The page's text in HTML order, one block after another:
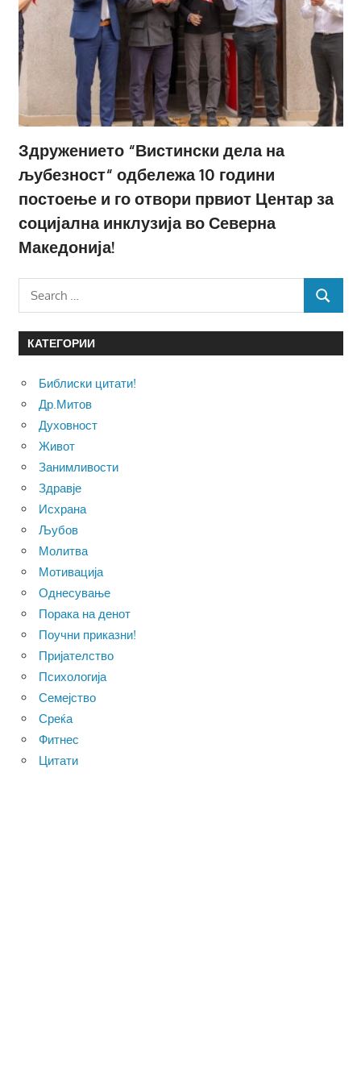
Здружението “Вистински дела на
љубезност“ одбележа 10 години
постоење и го отвори првиот Центар за
социјална инклузија во Северна
Македонија!
Search
for:
SEARCH
КАТЕГОРИИ
Библиски цитати!
Др.Митов
Духовност
Живот
Занимливости
Здравје
Исхрана
Љубов
Молитва
Мотивација
Однесување
Порака на денот
Поучни приказни!
Пријателство
Психологија
Семејство
Среќа
Фитнес
Цитати